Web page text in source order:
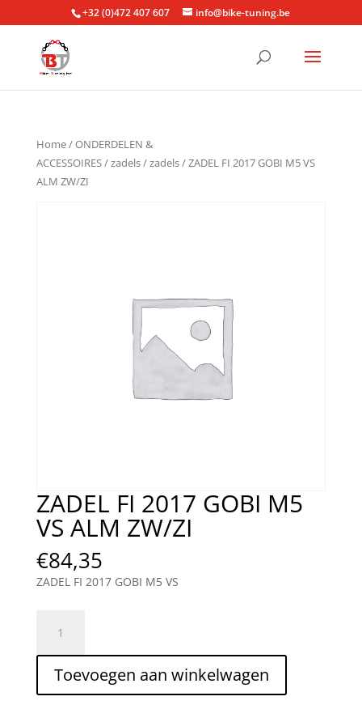
+32 (0)472 407 607 info@bike-tuning.be
Home/ONDERDELEN &
ACCESSOIRES/zadels/zadels/ ZADEL FI 2017 GOBI M5 VS
ALM ZW/ZI
ZADEL FI 2017 GOBI M5
VS ALM ZW/ZI
€84,35
ZADEL FI 2017 GOBI M5 VS
2017
GOBI
M5
Toevoegen aan winkelwagen